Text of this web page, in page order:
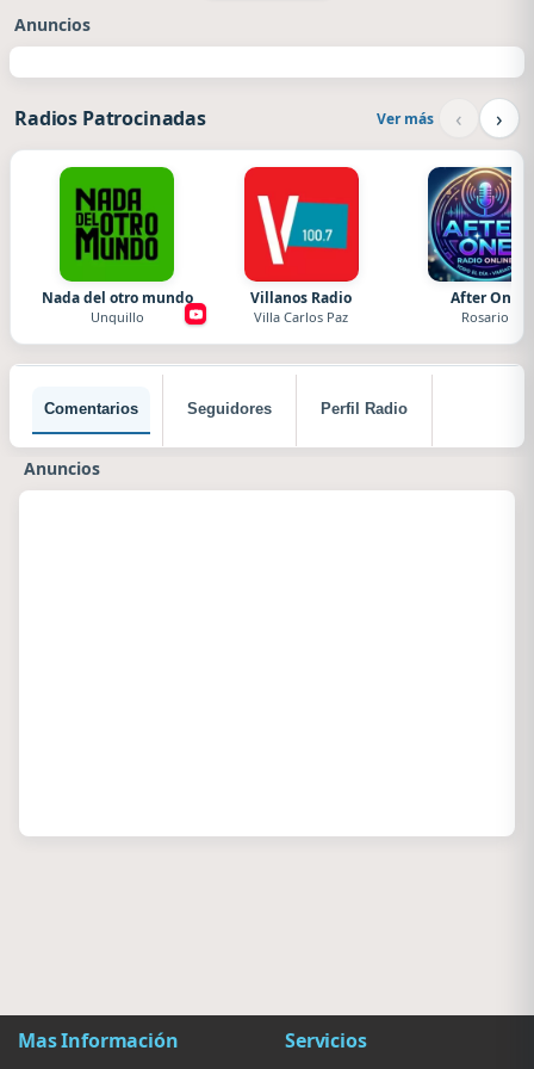
Anuncios
Radios Patrocinadas Ver más ‹ ›
Nada del otro mundo
Unquillo
Villanos Radio
Villa Carlos Paz
After One
Rosario
Comentarios Seguidores Perfil Radio
Anuncios
Mas Información Servicios